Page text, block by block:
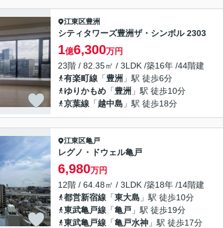
江東区豊洲
シティタワーズ豊洲ザ・シンボル 2303
1億6,300万円
23階 / 82.35㎡ / 3LDK /築16年 /44階建
有楽町線 「豊洲 」駅 徒歩6分
ゆりかもめ 「豊洲 」駅 徒歩10分
京葉線 「越中島 」駅 徒歩18分
江東区亀戸
レグノ・ドウェル亀戸
6,980万円
12階 / 64.48㎡ / 3LDK /築18年 /14階建
都営新宿線 「東大島 」駅 徒歩10分
東武亀戸線 「亀戸 」駅 徒歩19分
東武亀戸線 「亀戸水神 」駅 徒歩17分